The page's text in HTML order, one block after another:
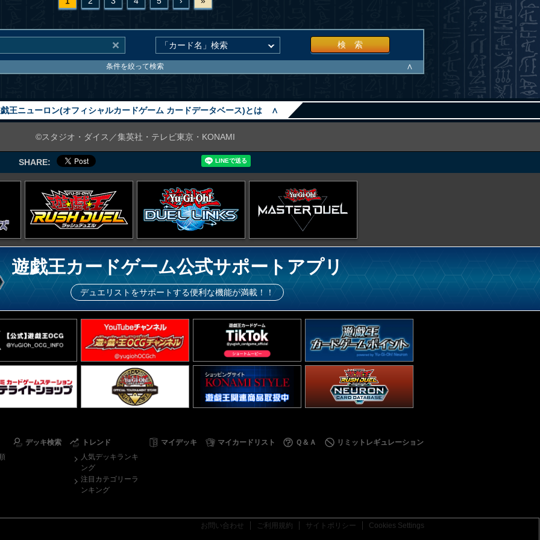
検 索
条件を絞って検索 ∧
王ニューロン(オフィシャルカードゲーム カードデータベース)とは ∧
©スタジオ・ダイス／集英社・テレビ東京・KONAMI
SHARE:
遊戯王カードゲーム公式サポートアプリ
デュエリストをサポートする便利な機能が満載！！
デッキ検索
トレンド
人気デッキランキ
ング
注目カテゴリーラ
ンキング
マイデッキ マイカードリスト Ｑ＆Ａ リミットレギュレーション
お問い合わせ ご利用規約 サイトポリシー Cookies Settings